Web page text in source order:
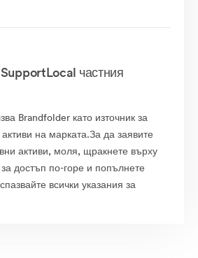
частния
Brandfolder като източник за
на марката.За да заявите
активи, моля, щракнете върху
за достъп по-горе и попълнете
всички указания за